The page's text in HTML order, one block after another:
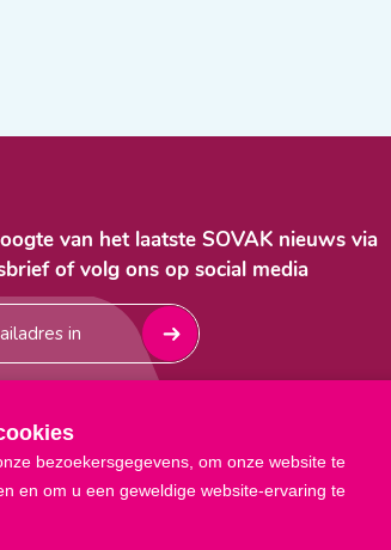
bezoekersgegevens, om onze website te
en om u een geweldige website-ervaring te
van het laatste SOVAK nieuws via
of volg ons op social media
